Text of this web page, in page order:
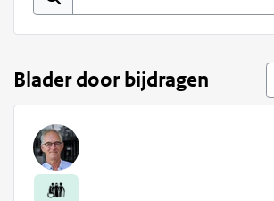
Blader door bijdragen